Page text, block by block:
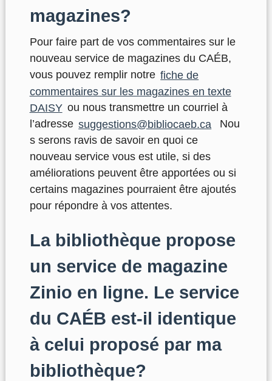
magazines?
Pour faire part de vos commentaires sur le
nouveau service de magazines du CAÉB,
vous pouvez remplir notre fiche de
commentaires sur les magazines en texte
DAISY ou nous transmettre un courriel à
l’adresse suggestions@bibliocaeb.ca
Nou
s serons ravis de savoir en quoi ce
nouveau service vous est utile, si des
améliorations peuvent être apportées ou si
certains magazines pourraient être ajoutés
pour répondre à vos attentes.
La bibliothèque propose
un service de magazine
Zinio en ligne. Le service
du CAÉB est-il identique
à celui proposé par ma
bibliothèque?